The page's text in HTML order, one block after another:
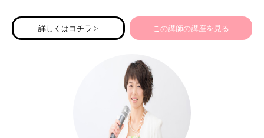
親子向け）、公共の場でのマナー、友だちと仲良くできる
マナー・新一年生向けの準備講座などをお伝えしておりま
また、ママ起業家のみなさんにこそ必要な親しみ＆エレガ
ントビジネスマナーや印象アップをお伝えしております。
思いやりに溢れた講座を開催しております♡
詳しくはコチラ > この講師の講座を見る